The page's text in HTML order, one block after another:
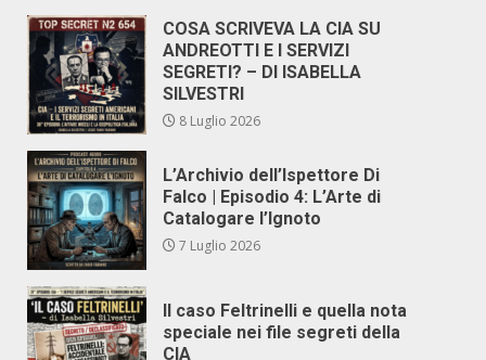
COSA SCRIVEVA LA CIA SU
ANDREOTTI E I SERVIZI
SEGRETI? – DI ISABELLA
SILVESTRI
8 Luglio 2026
L’Archivio dell’Ispettore Di
Falco | Episodio 4: L’Arte di
Catalogare l’Ignoto
7 Luglio 2026
Il caso Feltrinelli e quella nota
speciale nei file segreti della
CIA